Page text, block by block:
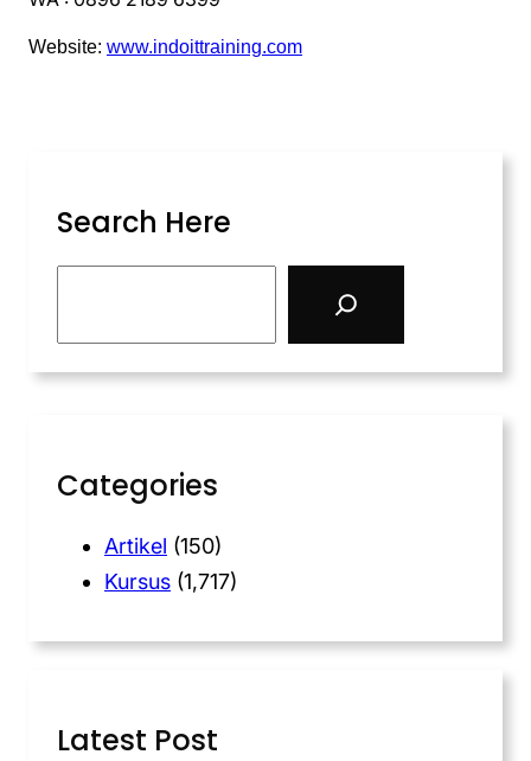
Website: www.indoittraining.com
Search Here
Categories
Artikel (150)
Kursus (1,717)
Latest Post